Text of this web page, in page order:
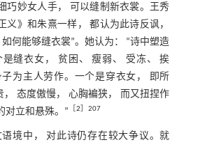
巧妙女人手， 可以缝制新衣裳。王秀
义》和朱熹一样， 都认为此诗反讽，
何能够缝衣裳”。她认为： “诗中塑造
是缝衣女， 贫困、 瘦弱、 受冻、 挨
为主人劳作。一个是穿衣女， 即所
， 态度傲慢， 心胸褊狭， 而又扭捏作
对立和悬殊。”
2 ］207
境中， 对此诗仍存在较大争议。就